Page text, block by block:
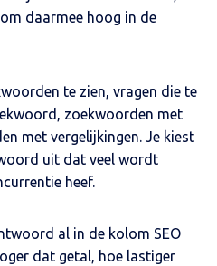
daarmee hoog in de
te zien, vragen die te
zoekwoorden met
met vergelijkingen. Je kiest
uit dat veel wordt
heef.
al in de kolom SEO
dat getal, hoe lastiger